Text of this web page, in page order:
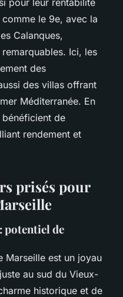
le 9e, avec la
Calanques,
Ici, les
des
des villas offrant
Méditerranée. En
bénéficient de
rendement et
prisés pour
potentiel de
Marseille est un joyau
au sud du Vieux-
historique et de